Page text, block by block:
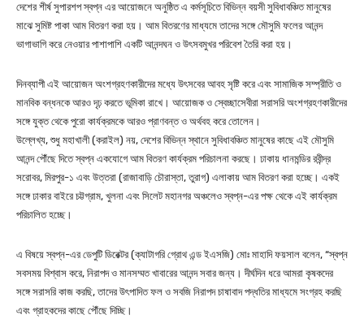
দেশের শীর্ষ সুপারশপ স্বপ্ন এর আয়োজনে অনুষ্ঠিত এ কর্মসূচিতে বিভিন্ন বয়সী সুবিধাবঞ্চিত মানুষের
মাঝে সুমিষ্ট পাকা আম বিতরণ করা হয়। আম বিতরণের মাধ্যমে তাদের সঙ্গে মৌসুমি ফলের আনন্দ
ভাগাভাগি করে নেওয়ার পাশাপাশি একটি আনন্দঘন ও উৎসবমুখর পরিবেশ তৈরি করা হয়।
দিনব্যাপী এই আয়োজন অংশগ্রহণকারীদের মধ্যে উৎসবের আবহ সৃষ্টি করে এবং সামাজিক সম্প্রীতি ও
মানবিক বন্ধনকে আরও দৃঢ় করতে ভূমিকা রাখে। আয়োজক ও স্বেচ্ছাসেবীরা সরাসরি অংশগ্রহণকারীদের
সঙ্গে যুক্ত থেকে পুরো কার্যক্রমকে আরও প্রাণবন্ত ও অর্থবহ করে তোলেন।
উল্লেখ্য, শুধু মহাখালী (করাইল) নয়, দেশের বিভিন্ন স্থানে সুবিধাবঞ্চিত মানুষের কাছে এই মৌসুমি
আনন্দ পৌঁছে দিতে স্বপ্ন একযোগে আম বিতরণ কার্যক্রম পরিচালনা করছে। ঢাকায় ধানমন্ডির রবীন্দ্র
সরোবর, মিরপুর-১ এবং উত্তরা (রাজাবাড়ি চৌরাস্তা, তুরাগ) এলাকায় আম বিতরণ করা হচ্ছে। একই
সঙ্গে ঢাকার বাইরে চট্টগ্রাম, খুলনা এবং সিলেট মহানগর অঞ্চলেও স্বপ্ন-এর পক্ষ থেকে এই কার্যক্রম
পরিচালিত হচ্ছে।
এ বিষয়ে স্বপ্ন-এর ডেপুটি ডিরেক্টর (ক্যাটাগরি গ্রোথ এন্ড ইএসজি) মোঃ মাহাদি ফয়সাল বলেন, “স্বপ্ন
সবসময় বিশ্বাস করে, নিরাপদ ও মানসম্মত খাবারের আনন্দ সবার জন্য। দীর্ঘদিন ধরে আমরা কৃষকদের
সঙ্গে সরাসরি কাজ করছি, তাদের উৎপাদিত ফল ও সবজি নিরাপদ চাষাবাদ পদ্ধতির মাধ্যমে সংগ্রহ করছি
এবং গ্রাহকদের কাছে পৌঁছে দিচ্ছি।